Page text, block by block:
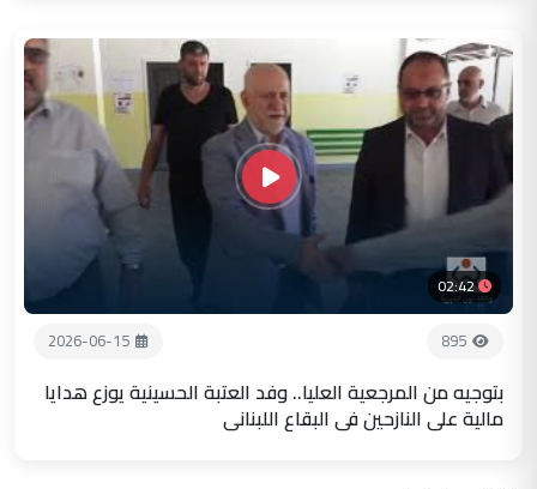
02:42
895
2026-06-15
بتوجيه من المرجعية العليا.. وفد العتبة الحسينية يوزع هدايا
مالية على النازحين في البقاع اللبناني